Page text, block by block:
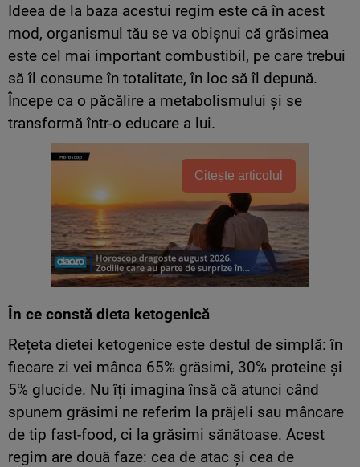
Ideea de la baza acestui regim este că în acest
mod, organismul tău se va obișnui că grăsimea
este cel mai important combustibil, pe care trebui
să îl consume în totalitate, în loc să îl depună.
Începe ca o păcălire a metabolismului și se
transformă într-o educare a lui.
Citește articolul
În ce constă dieta ketogenică
Rețeta dietei ketogenice este destul de simplă: în
fiecare zi vei mânca 65% grăsimi, 30% proteine și
5% glucide. Nu îți imagina însă că atunci când
spunem grăsimi ne referim la prăjeli sau mâncare
de tip fast-food, ci la grăsimi sănătoase. Acest
regim are două faze: cea de atac și cea de